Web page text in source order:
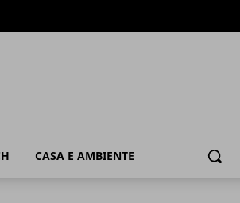
CASA E AMBIENTE Cerca